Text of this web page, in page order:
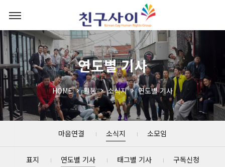
연도별 기사
HOME 활동 소식지 연도별 기사
마음연결 소식지 소모임
표지 연도별 기사 태그별 기사 구독신청